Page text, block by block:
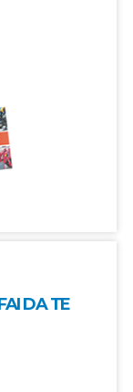
DA TE